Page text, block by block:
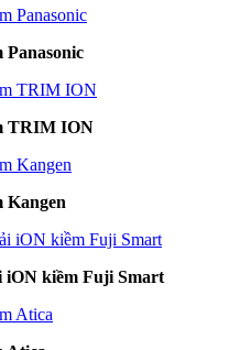
Panasonic
TRIM ION
Kangen
iON kiềm Fuji Smart